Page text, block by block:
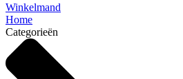
Winkelmand
Home
Categorieën